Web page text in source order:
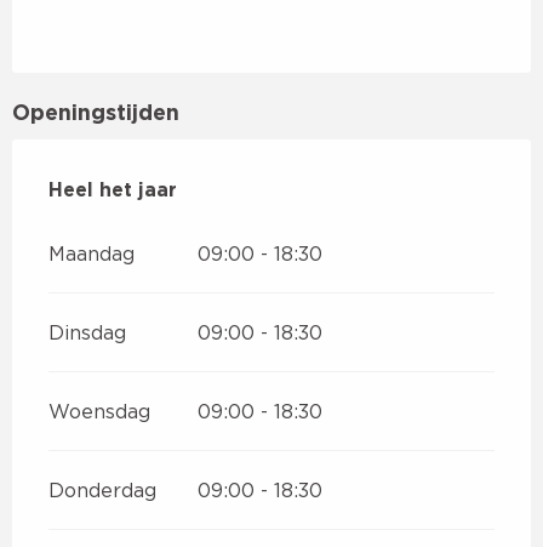
Openingstijden
Heel het jaar
Heel het jaar
Maandag 09:00 - 18:30
Dinsdag 09:00 - 18:30
Woensdag 09:00 - 18:30
Donderdag 09:00 - 18:30